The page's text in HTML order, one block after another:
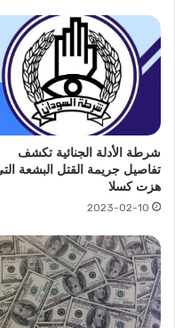
شرطة الأدلة الجنائية تكشف
تفاصيل جريمة القتل البشعة
هزت كسلا
2023-02-10